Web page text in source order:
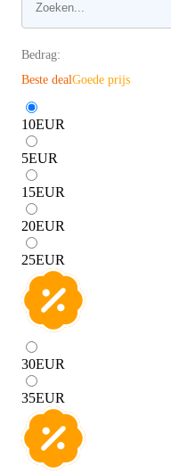
Bedrag:
Beste dealGoede prijs
10EUR
5EUR
15EUR
20EUR
25EUR
30EUR
35EUR